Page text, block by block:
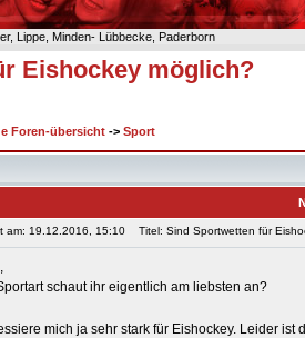
Lippe, Minden- Lübbecke, Paderborn
Eishockey möglich?
Foren-übersicht -> Sport
am: 19.12.2016, 15:10 Titel: Sind Sportwetten für
schaut ihr eigentlich am liebsten an?
mich ja sehr stark für Eishockey. Leider